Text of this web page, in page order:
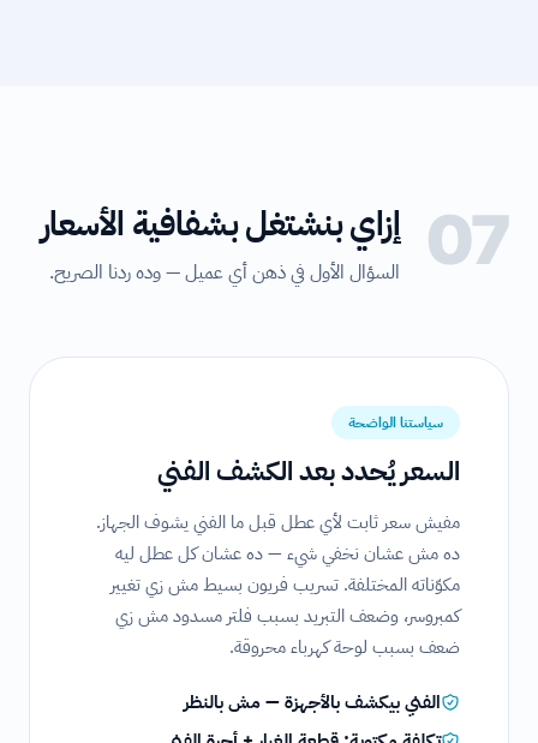
07 إزاي بنشتغل بشفافية الأسعار
السؤال الأول في ذهن أي عميل — وده ردنا الصريح.
سياستنا الواضحة
السعر يُحدد بعد الكشف الفني
مفيش سعر ثابت لأي عطل قبل ما الفني يشوف الجهاز.
ده مش عشان نخفي شيء — ده عشان كل عطل ليه
مكوّناته المختلفة. تسريب فريون بسيط مش زي تغيير
كمبروسر، وضعف التبريد بسبب فلتر مسدود مش زي
ضعف بسبب لوحة كهرباء محروقة.
الفني بيكشف بالأجهزة — مش بالنظر